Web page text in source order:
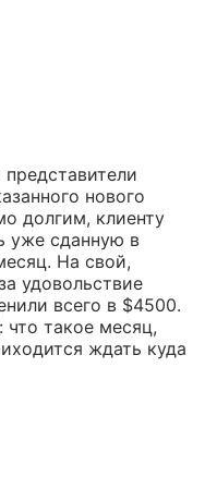
нового
долгим, клиенту
уже сданную в
На свой,
удовольствие
всего в $4500.
такое месяц,
ждать куда